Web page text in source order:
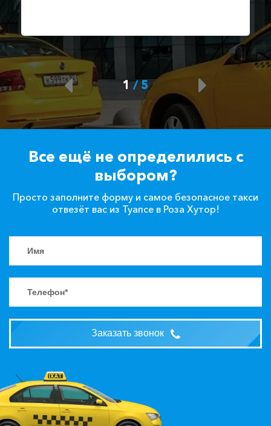
1/ 5
Все ещё не определились с
выбором?
Просто заполните форму и самое безопасное такси
отвезёт вас из Туапсе в Роза Хутор!
Заказать звонок